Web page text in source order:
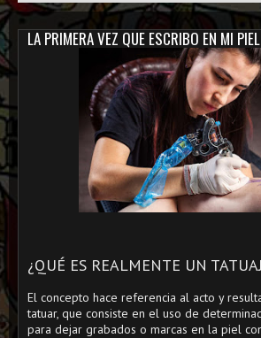
LA PRIMERA VEZ QUE ESCRIBO EN MI PIEL
¿QUÉ ES REALMENTE UN
El concepto hace referencia al acto y
tatuar, que consiste en el uso de
para dejar grabados o marcas en la piel